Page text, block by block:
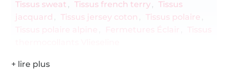
Tissus sweat
Tissus french terry
Tissus
jacquard
Tissus jersey coton
Tissus polaire